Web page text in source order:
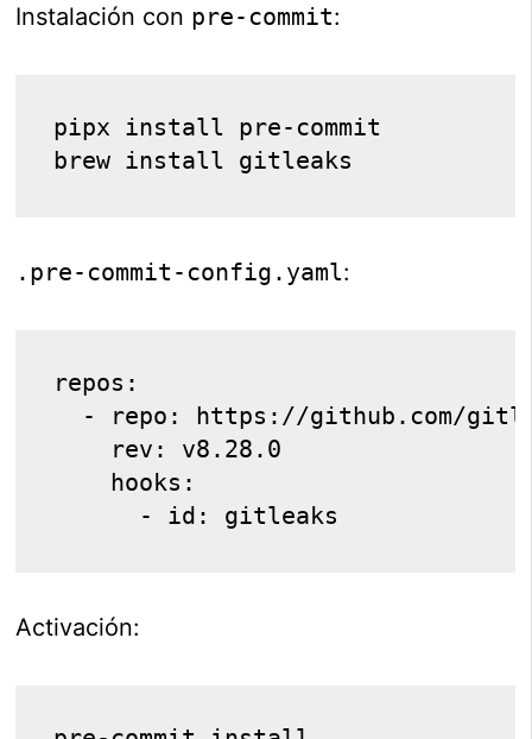
Instalación con pre-commit:
pipx install pre-commit
brew install gitleaks
.pre-commit-config.yaml:
repos:
- repo: https://github.com/
    rev: v8.28.0
    hooks:
      - id: gitleaks
Activación: